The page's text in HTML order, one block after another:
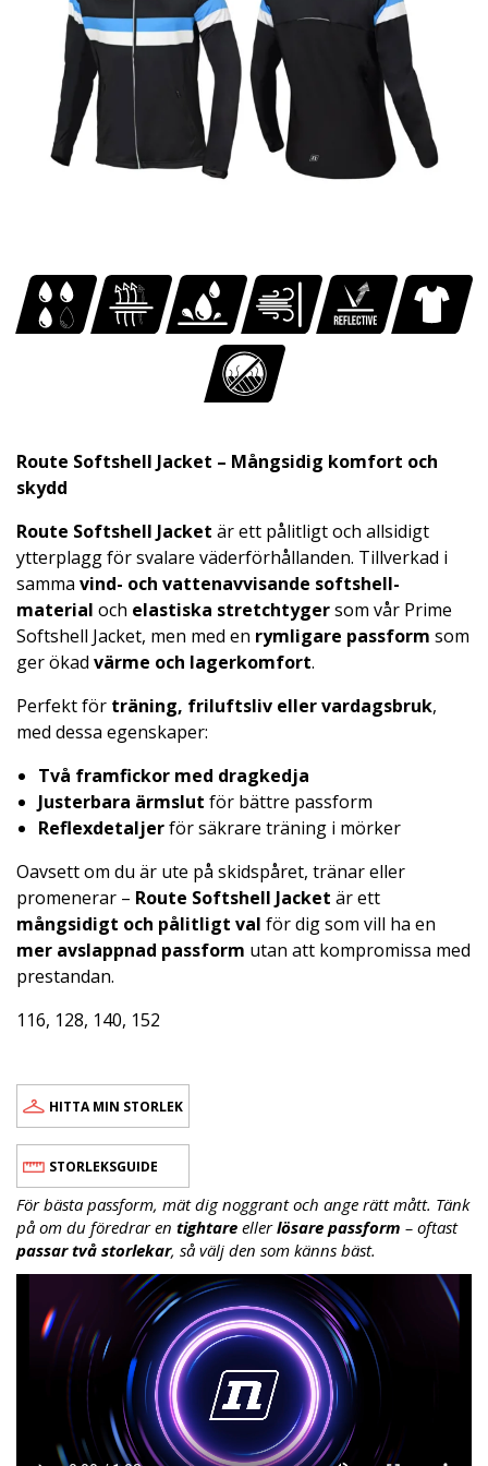
Route Softshell Jacket – Mångsidig komfort och
skydd
Route Softshell Jacket är ett pålitligt och allsidigt
ytterplagg för svalare väderförhållanden. Tillverkad i
samma vind- och vattenavvisande softshell-
material och elastiska stretchtygersom vår Prime
Softshell Jacket, men med en rymligare passform som
ger ökad värme och lagerkomfort.
Perfekt för träning, friluftsliv eller vardagsbruk,
med dessa egenskaper:
Två framfickor med dragkedja
Justerbara ärmslut för bättre passform
Reflexdetaljerför säkrare träning i mörker
Oavsett om du är ute på skidspåret, tränar eller
promenerar – Route Softshell Jacket är ett
mångsidigt och pålitligt val för dig som vill ha en
mer avslappnad passform utan att kompromissa med
prestandan.
116, 128, 140, 152
HITTA MIN STORLEK
STORLEKSGUIDE
För bästa passform, mät dig noggrant och ange rätt mått. Tänk
på om du föredrar en tightare ellerlösare passform – oftast
passar två storlekar, så välj den som känns bäst.